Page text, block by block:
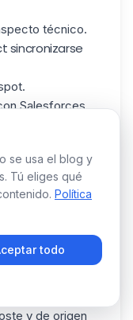
técnico.
sincronizarse
Salesforces
duplicados,
recuperamos
y
que trabajan
frío como
y de origen
se usa el blog y
Tú eliges qué
Política
todo